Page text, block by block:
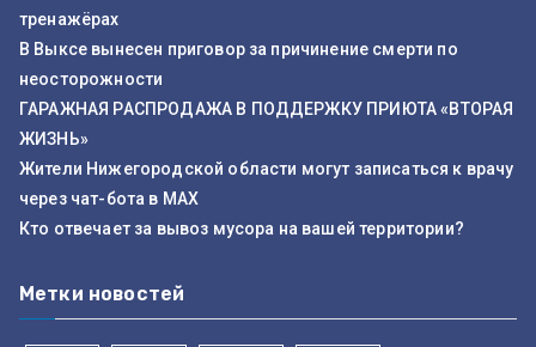
тренажёрах
В Выксе вынесен приговор за причинение смерти по
неосторожности
ГАРАЖНАЯ РАСПРОДАЖА В ПОДДЕРЖКУ ПРИЮТА «ВТОРАЯ
ЖИЗНЬ»
Жители Нижегородской области могут записаться к врачу
через чат-бота в MAX
Кто отвечает за вывоз мусора на вашей территории?
Метки новостей